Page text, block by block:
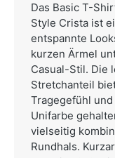
Das Basic T-
Style Crista ist
entspannte
kurzen Ärmel
Casual-Stil. Die
Stretchanteil
Tragegefühl
Unifarbe
vielseitig
Rundhals.